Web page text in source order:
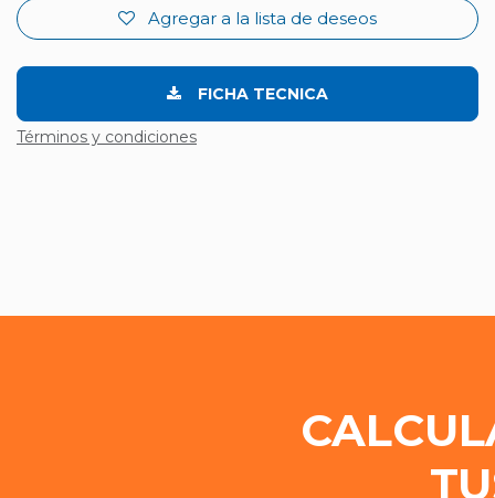
Agregar a la lista de deseos
FICHA TECNICA
Términos y condiciones